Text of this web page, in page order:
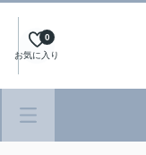
お気に入り
0